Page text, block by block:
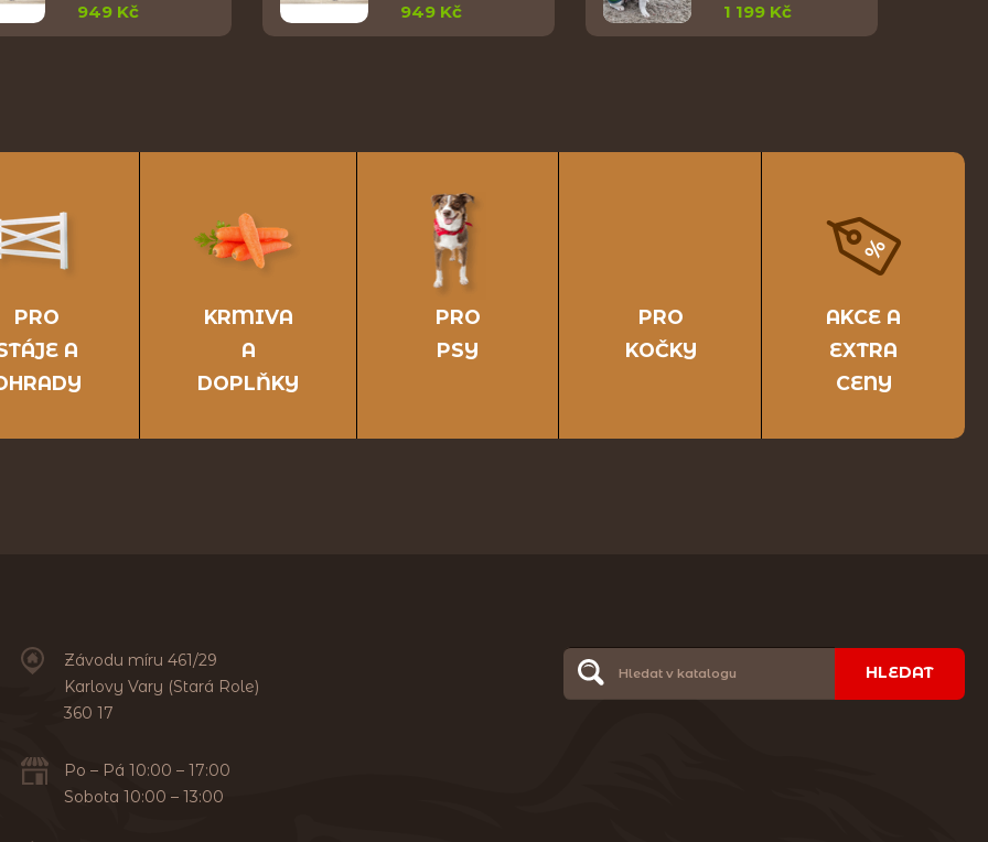
949 Kč 949 Kč 1 199 Kč
PRO
A
KRMIVA
A
DOPLŇKY
PRO
PSY
PRO
KOČKY
AKCE A
EXTRA
CENY
Závodu míru 461/29
Karlovy Vary (Stará Role)
360 17
Po – Pá 10:00 – 17:00
Sobota 10:00 – 13:00
HLEDAT